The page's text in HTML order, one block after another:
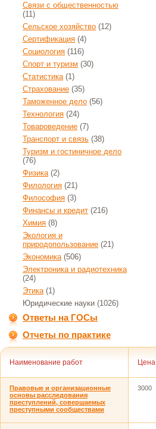
Связи с общественностью
(11)
Сельское хозяйство (12)
Сертификация (4)
Социология (116)
Спорт и туризм (30)
Статистика(1)
Страхование (35)
Таможенное дело (56)
Технология (24)
Товароведение (7)
Транспорт и связь (38)
Туризм и гостиничное дело
(76)
Физика(2)
Филология (21)
Философия (3)
Финансы и кредит (216)
Химия (8)
Экология и
природопользование (21)
Экономика(506)
Электроника и радиотехника
(24)
Этика(1)
Юридические науки (1026)
Ответы на ГОСы
Отчеты по практике
Наименование работ Цена
Правовые и организационные
основы расследования
преступлений, совершаемых
преступными сообществами
3000